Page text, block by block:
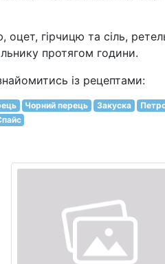
оцет, гірчицю та сіль,
протягом години.
із рецептами:
Чорний перець Закуска